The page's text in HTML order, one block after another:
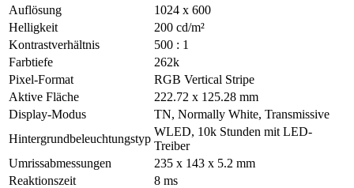
Auflösung
1024 x 600
Helligkeit
200 cd/m²
Kontrastverhältnis
500 : 1
Farbtiefe
262k
Pixel-Format
RGB Vertical Stripe
Aktive Fläche
222.72 x 125.28 mm
Display-Modus
TN, Normally White, Transmissive
Hintergrundbeleuchtungstyp
WLED, 10k Stunden mit LED-
Treiber
Umrissabmessungen
235 x 143 x 5.2 mm
Reaktionszeit
8 ms